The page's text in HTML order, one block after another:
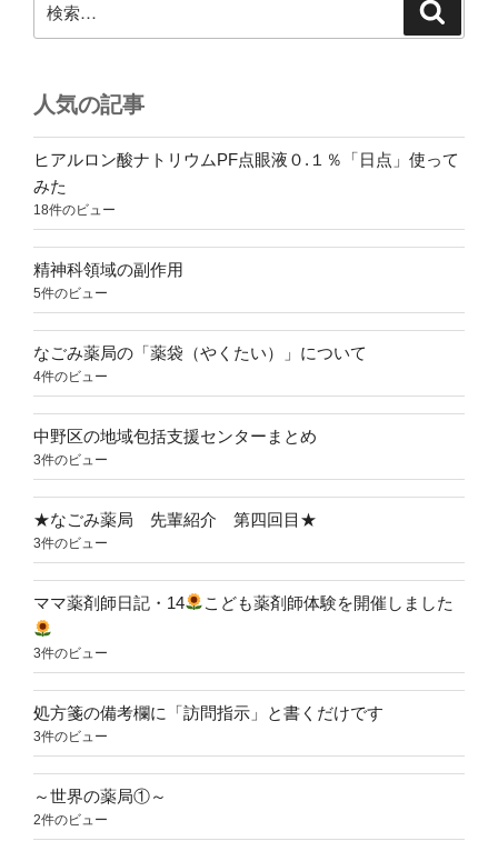
索:
人気の記事
ヒアルロン酸ナトリウムPF点眼液０.１％「日点」使って
みた
18件のビュー
精神科領域の副作用
5件のビュー
なごみ薬局の「薬袋（やくたい）」について
4件のビュー
中野区の地域包括支援センターまとめ
3件のビュー
★なごみ薬局 先輩紹介 第四回目★
3件のビュー
ママ薬剤師日記・14 こども薬剤師体験を開催しました
3件のビュー
処方箋の備考欄に「訪問指示」と書くだけです
3件のビュー
～世界の薬局①～
2件のビュー